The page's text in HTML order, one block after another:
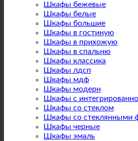
Шкафы бежевые
Шкафы белые
Шкафы большие
Шкафы в гостиную
Шкафы в прихожую
Шкафы в спальню
Шкафы классика
Шкафы лдсп
Шкафы мдф
Шкафы модерн
Шкафы с
Шкафы со стеклом
Шкафы со стеклянными
Шкафы черные
Шкафы эмаль